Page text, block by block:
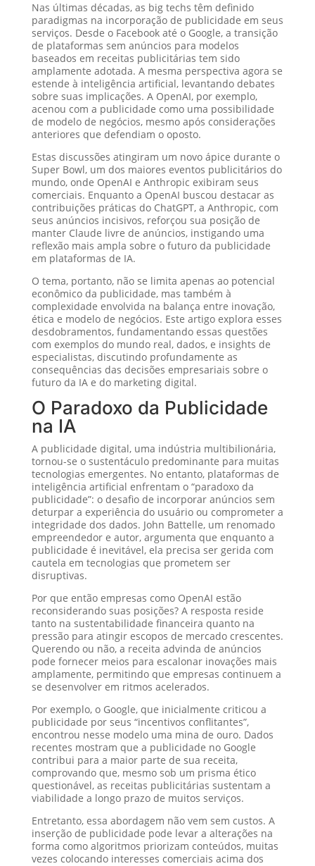
Nas últimas décadas, as big techs têm definido
paradigmas na incorporação de publicidade em seus
serviços. Desde o Facebook até o Google, a transição
de plataformas sem anúncios para modelos
baseados em receitas publicitárias tem sido
amplamente adotada. A mesma perspectiva agora se
estende à inteligência artificial, levantando debates
sobre suas implicações. A OpenAI, por exemplo,
acenou com a publicidade como uma possibilidade
de modelo de negócios, mesmo após considerações
anteriores que defendiam o oposto.
Estas discussões atingiram um novo ápice durante o
Super Bowl, um dos maiores eventos publicitários do
mundo, onde OpenAI e Anthropic exibiram seus
comerciais. Enquanto a OpenAI buscou destacar as
contribuições práticas do ChatGPT, a Anthropic, com
seus anúncios incisivos, reforçou sua posição de
manter Claude livre de anúncios, instigando uma
reflexão mais ampla sobre o futuro da publicidade
em plataformas de IA.
O tema, portanto, não se limita apenas ao potencial
econômico da publicidade, mas também à
complexidade envolvida na balança entre inovação,
ética e modelo de negócios. Este artigo explora esses
desdobramentos, fundamentando essas questões
com exemplos do mundo real, dados, e insights de
especialistas, discutindo profundamente as
consequências das decisões empresariais sobre o
futuro da IA e do marketing digital.
O Paradoxo da Publicidade
na IA
A publicidade digital, uma indústria multibilionária,
tornou-se o sustentáculo predominante para muitas
tecnologias emergentes. No entanto, plataformas de
inteligência artificial enfrentam o “paradoxo da
publicidade”: o desafio de incorporar anúncios sem
deturpar a experiência do usuário ou comprometer a
integridade dos dados. John Battelle, um renomado
empreendedor e autor, argumenta que enquanto a
publicidade é inevitável, ela precisa ser gerida com
cautela em tecnologias que prometem ser
disruptivas.
Por que então empresas como OpenAI estão
reconsiderando suas posições? A resposta reside
tanto na sustentabilidade financeira quanto na
pressão para atingir escopos de mercado crescentes.
Querendo ou não, a receita advinda de anúncios
pode fornecer meios para escalonar inovações mais
amplamente, permitindo que empresas continuem a
se desenvolver em ritmos acelerados.
Por exemplo, o Google, que inicialmente criticou a
publicidade por seus “incentivos conflitantes”,
encontrou nesse modelo uma mina de ouro. Dados
recentes mostram que a publicidade no Google
contribui para a maior parte de sua receita,
comprovando que, mesmo sob um prisma ético
questionável, as receitas publicitárias sustentam a
viabilidade a longo prazo de muitos serviços.
Entretanto, essa abordagem não vem sem custos. A
inserção de publicidade pode levar a alterações na
forma como algoritmos priorizam conteúdos, muitas
vezes colocando interesses comerciais acima dos